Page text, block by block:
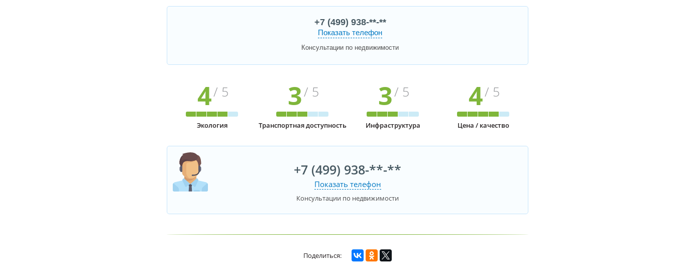
+7 (499) 938-**-**
Показать телефон
Консультации по недвижимости
4/ 5
Экология
3/ 5
Транспортная доступность
3/ 5
Инфраструктура
4/ 5
Цена / качество
+7 (499) 938-**-**
Показать телефон
Консультации по недвижимости